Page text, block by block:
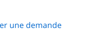
une demande